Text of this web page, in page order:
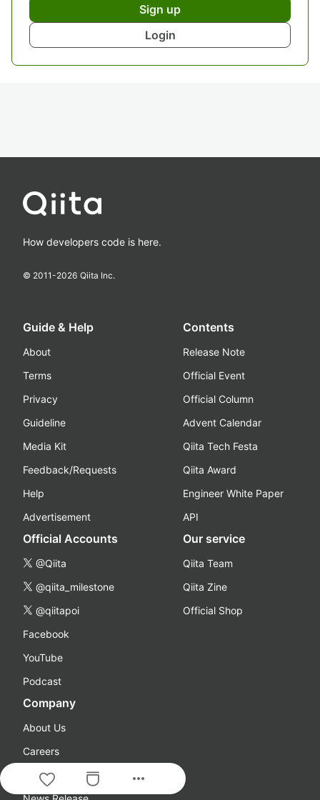
Sign up
Login
more_horiz
How developers code is here.
© 2011-2026 Qiita Inc.
Guide & Help
About
Terms
Privacy
Guideline
Media Kit
Feedback/Requests
Help
Advertisement
Contents
Release Note
Official Event
Official Column
Advent Calendar
Qiita Tech Festa
Qiita Award
Engineer White Paper
API
Official Accounts
@Qiita
@qiita_milestone
@qiitapoi
Facebook
YouTube
Podcast
Our service
Qiita Team
Qiita Zine
Official Shop
Company
About Us
Careers
Qiita Blog